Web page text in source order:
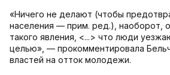
«Ничего не делают (чтобы
населения — прим. ред.), наоборот,
такого явления, <...> что люди
целью», — прокомментировала
властей на отток молодежи.